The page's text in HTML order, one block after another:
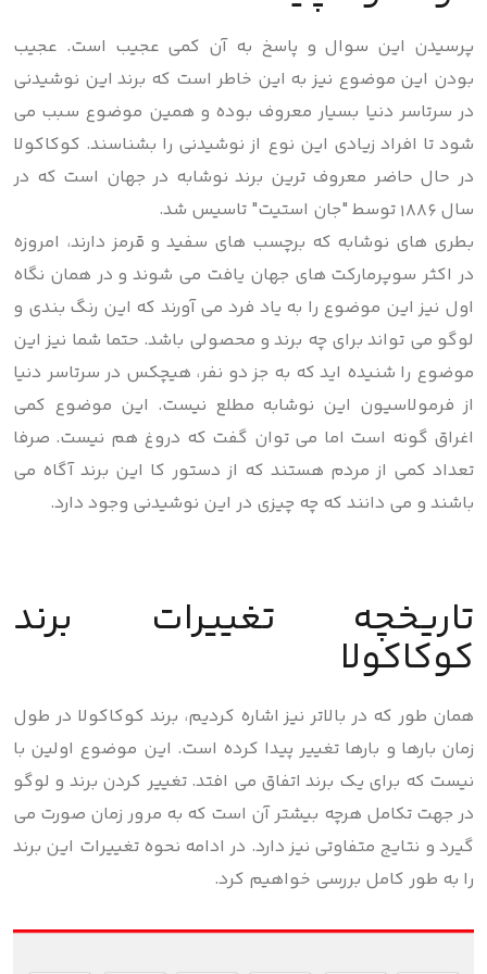
پرسیدن این سوال و پاسخ به آن کمی عجیب است. عجیب
بودن این موضوع نیز به این خاطر است که برند این نوشیدنی
در سرتاسر دنیا بسیار معروف بوده و همین موضوع سبب می
شود تا افراد زیادی این نوع از نوشیدنی را بشناسند. کوکاکولا
در حال حاضر معروف ترین برند نوشابه در جهان است که در
سال 1886 توسط "جان استیت" تاسیس شد.
بطری های نوشابه که برچسب های سفید و قرمز دارند، امروزه
در اکثر سوپرمارکت های جهان یافت می شوند و در همان نگاه
اول نیز این موضوع را به یاد فرد می آورند که این رنگ بندی و
لوگو می تواند برای چه برند و محصولی باشد. حتما شما نیز این
موضوع را شنیده اید که به جز دو نفر، هیچکس در سرتاسر دنیا
از فرمولاسیون این نوشابه مطلع نیست. این موضوع کمی
اغراق گونه است اما می توان گفت که دروغ هم نیست. صرفا
تعداد کمی از مردم هستند که از دستور کا این برند آگاه می
باشند و می دانند که چه چیزی در این نوشیدنی وجود دارد.
تاریخچه تغییرات برند
کوکاکولا
همان طور که در بالاتر نیز اشاره کردیم، برند کوکاکولا در طول
زمان بارها و بارها تغییر پیدا کرده است. این موضوع اولین با
نیست که برای یک برند اتفاق می افتد. تغییر کردن برند و لوگو
در جهت تکامل هرچه بیشتر آن است که به مرور زمان صورت می
گیرد و نتایج متفاوتی نیز دارد. در ادامه نحوه تغییرات این برند
را به طور کامل بررسی خواهیم کرد.